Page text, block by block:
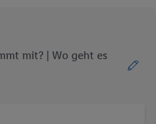
mit? | Wo geht es